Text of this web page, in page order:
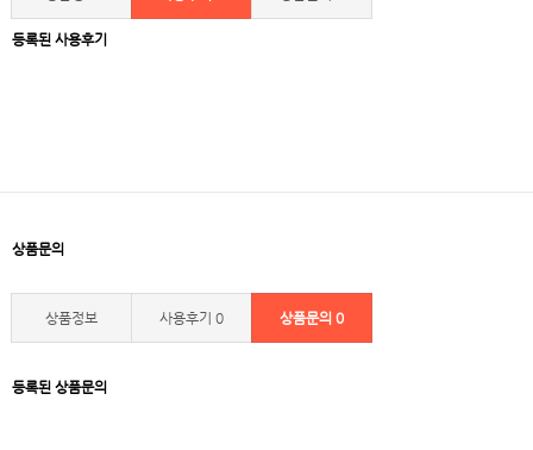
등록된 사용후기
상품문의
상품정보 사용후기 0 상품문의 0
등록된 상품문의